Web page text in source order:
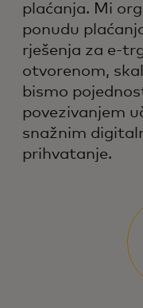
plaćanja. Mi
ponudu
rješenja za e-
otvorenom,
bismo
povezivanjem
snažnim
prihvatanje.